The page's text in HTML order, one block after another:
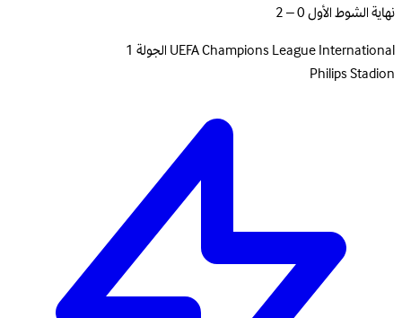
نهاية الشوط الأول 0 – 2
UEFA Champions LeagueInternational
الجولة 1
Philips Stadion